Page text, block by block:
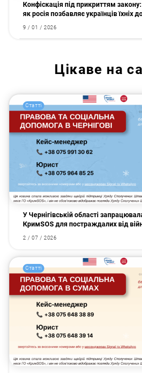
Конфіскація під прикриттям закону:
як росія позбавляє українців їхніх
9 / 01 / 2026
Цікаве на
Статті
У Чернігівській області
КримSOS для постраждалих від
2 / 07 / 2026
Статті